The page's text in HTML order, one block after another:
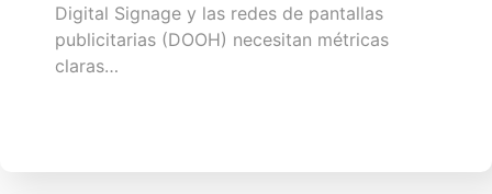
Digital Signage y las redes de pantallas
publicitarias (DOOH) necesitan métricas
claras…